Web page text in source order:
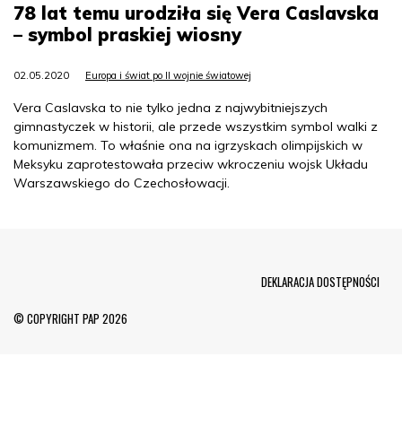
78 lat temu urodziła się Vera Caslavska
– symbol praskiej wiosny
02.05.2020 Europa i świat po II wojnie światowej
Vera Caslavska to nie tylko jedna z najwybitniejszych
gimnastyczek w historii, ale przede wszystkim symbol walki z
komunizmem. To właśnie ona na igrzyskach olimpijskich w
Meksyku zaprotestowała przeciw wkroczeniu wojsk Układu
Warszawskiego do Czechosłowacji.
© COPYRIGHT PAP 2026
DEKLARACJA DOSTĘPNOŚCI